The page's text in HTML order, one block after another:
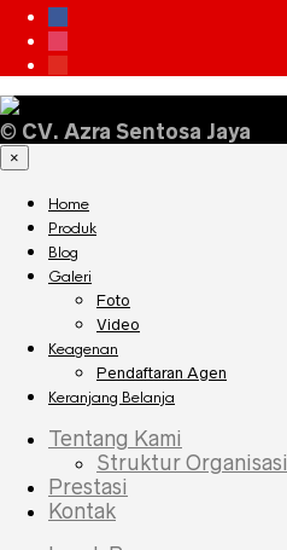
facebook
instagram
youtube
© CV. Azra Sentosa Jaya
×
Home
Produk
Blog
Galeri
Foto
Video
Keagenan
Pendaftaran Agen
Keranjang Belanja
Tentang Kami
Struktur Organisasi
Prestasi
Kontak